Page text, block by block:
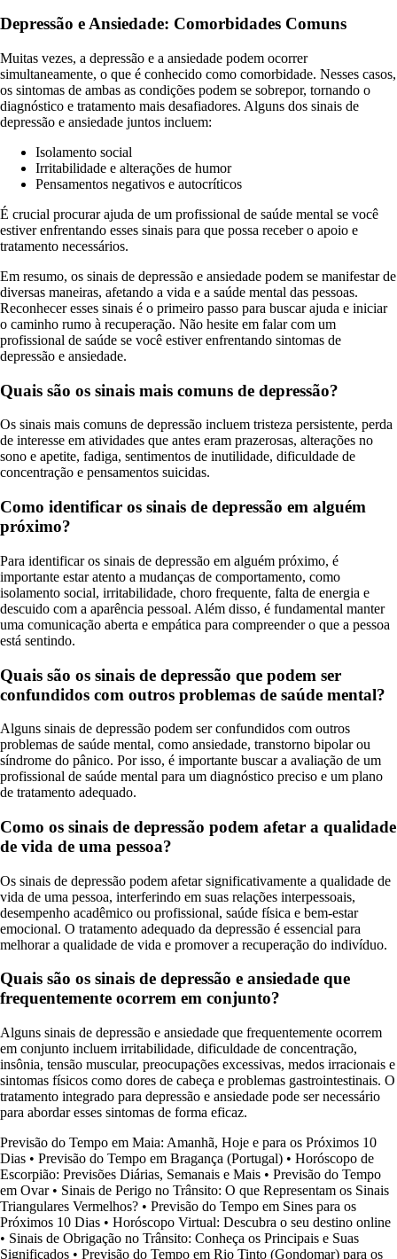
Depressão e Ansiedade: Comorbidades Comuns
Muitas vezes, a depressão e a ansiedade podem ocorrer
simultaneamente, o que é conhecido como comorbidade. Nesses casos,
os sintomas de ambas as condições podem se sobrepor, tornando o
diagnóstico e tratamento mais desafiadores. Alguns dos sinais de
depressão e ansiedade juntos incluem:
Isolamento social
Irritabilidade e alterações de humor
Pensamentos negativos e autocríticos
É crucial procurar ajuda de um profissional de saúde mental se você
estiver enfrentando esses sinais para que possa receber o apoio e
tratamento necessários.
Em resumo, os sinais de depressão e ansiedade podem se manifestar de
diversas maneiras, afetando a vida e a saúde mental das pessoas.
Reconhecer esses sinais é o primeiro passo para buscar ajuda e iniciar
o caminho rumo à recuperação. Não hesite em falar com um
profissional de saúde se você estiver enfrentando sintomas de
depressão e ansiedade.
Quais são os sinais mais comuns de depressão?
Os sinais mais comuns de depressão incluem tristeza persistente, perda
de interesse em atividades que antes eram prazerosas, alterações no
sono e apetite, fadiga, sentimentos de inutilidade, dificuldade de
concentração e pensamentos suicidas.
Como identificar os sinais de depressão em alguém
próximo?
Para identificar os sinais de depressão em alguém próximo, é
importante estar atento a mudanças de comportamento, como
isolamento social, irritabilidade, choro frequente, falta de energia e
descuido com a aparência pessoal. Além disso, é fundamental manter
uma comunicação aberta e empática para compreender o que a pessoa
está sentindo.
Quais são os sinais de depressão que podem ser
confundidos com outros problemas de saúde mental?
Alguns sinais de depressão podem ser confundidos com outros
problemas de saúde mental, como ansiedade, transtorno bipolar ou
síndrome do pânico. Por isso, é importante buscar a avaliação de um
profissional de saúde mental para um diagnóstico preciso e um plano
de tratamento adequado.
Como os sinais de depressão podem afetar a qualidade
de vida de uma pessoa?
Os sinais de depressão podem afetar significativamente a qualidade de
vida de uma pessoa, interferindo em suas relações interpessoais,
desempenho acadêmico ou profissional, saúde física e bem-estar
emocional. O tratamento adequado da depressão é essencial para
melhorar a qualidade de vida e promover a recuperação do indivíduo.
Quais são os sinais de depressão e ansiedade que
frequentemente ocorrem em conjunto?
Alguns sinais de depressão e ansiedade que frequentemente ocorrem
em conjunto incluem irritabilidade, dificuldade de concentração,
insônia, tensão muscular, preocupações excessivas, medos irracionais e
sintomas físicos como dores de cabeça e problemas gastrointestinais. O
tratamento integrado para depressão e ansiedade pode ser necessário
para abordar esses sintomas de forma eficaz.
Previsão do Tempo em Maia: Amanhã, Hoje e para os Próximos 10
Dias • Previsão do Tempo em Bragança (Portugal) • Horóscopo de
Escorpião: Previsões Diárias, Semanais e Mais • Previsão do Tempo
em Ovar• Sinais de Perigo no Trânsito: O que Representam os Sinais
Triangulares Vermelhos? • Previsão do Tempo em Sines para os
Próximos 10 Dias • Horóscopo Virtual: Descubra o seu destino online
• Sinais de Obrigação no Trânsito: Conheça os Principais e Suas
Significados • Previsão do Tempo em Rio Tinto (Gondomar) para os